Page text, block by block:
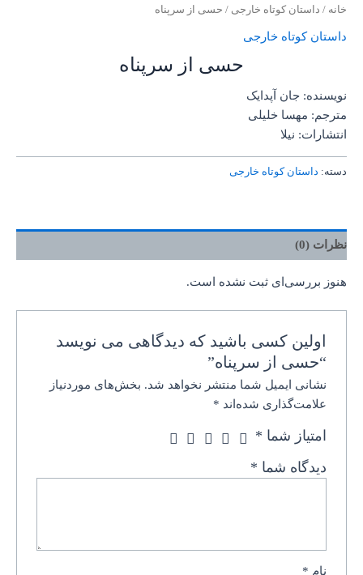
خانه / داستان کوتاه خارجی / حسی از سرپناه
داستان کوتاه خارجی
حسی از سرپناه
نویسنده: جان آپدایک
مترجم: مهسا خلیلی
انتشارات: نیلا
دسته: داستان کوتاه خارجی
نظرات (0)
هنوز بررسی‌ای ثبت نشده است.
اولین کسی باشید که دیدگاهی می نویسد
“حسی از سرپناه”
نشانی ایمیل شما منتشر نخواهد شد. بخش‌های موردنیاز
علامت‌گذاری شده‌اند *
امتیاز شما *
دیدگاه شما *
نام *